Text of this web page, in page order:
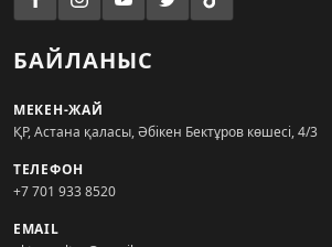
БАЙЛАНЫС
МЕКЕН-ЖАЙ
ҚР, Астана қаласы, Әбікен Бектұров көшесі, 4/3
ТЕЛЕФОН
+7 701 933 8520
EMAIL